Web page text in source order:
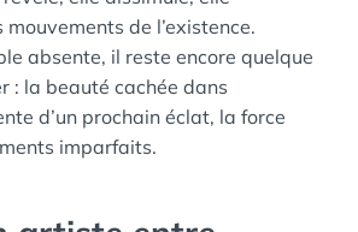
de l’existence.
absente, il reste encore quelque
: la beauté cachée dans
d’un prochain éclat, la force
imparfaits.